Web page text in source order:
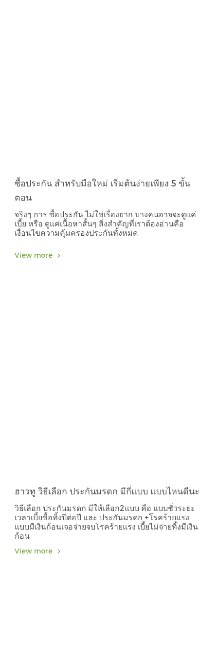
ซื้อประกัน สำหรับมือใหม่ เริ่มต้นง่ายเพียง 5 ขั้น
ตอน
จริงๆ การ ซื้อประกัน ไม่ใช่เรื่องยาก บางคนอาจจะดูแค่
เบี้ย หรือ ดูแค่เนื้อหาสั้นๆ สิ่งสำคัญที่เราต้องอ่านคือ
เงื่อนไขความคุ้มครองประกันทั้งหมด
View more
ฮาวทู วิธีเลือก ประกันมรดก มีกี่แบบ แบบไหนดีนะ
วิธีเลือก ประกันมรดก มีให้เลือก2แบบ คือ แบบชั่วระยะ
เวลาเบี้ยซื้อทิ้งปีต่อปี และ ประกันมรดก +โรคร้ายแรง
แบบมีเงินก้อนเจอจ่ายจบโรคร้ายแรง เบี้ยไม่จ่ายทิ้งมีเงิน
ก้อน
View more